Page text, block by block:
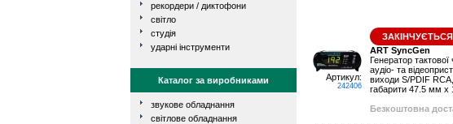
рекордери / диктофони
світло
студія
ударні інструменти
Каталог за виробниками
звукове обладнання
світлове обладнання
Артикул:
242406
ЗАКІНЧУЄТЬСЯ
ART SyncGen
Генератор
аудіо- та
виходи S/PDIF RCA,
габарити 47.5 мм x
Безкоштовна